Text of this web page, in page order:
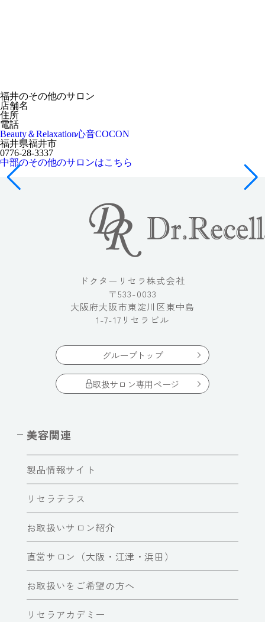
福井のその他のサロン
店舗名
住所
電話
Beauty＆Relaxation心音COCON
福井県福井市
0776-28-3337
中部のその他のサロンはこちら
ドクターリセラ株式会社
〒533-0033
大阪府大阪市東淀川区東中島
1-7-17リセラビル
グループトップ
取扱サロン専用ページ
美容関連
製品情報サイト
リセラテラス
お取扱いサロン紹介
直営サロン（大阪・江津・浜田）
お取扱いをご希望の方へ
リセラアカデミー